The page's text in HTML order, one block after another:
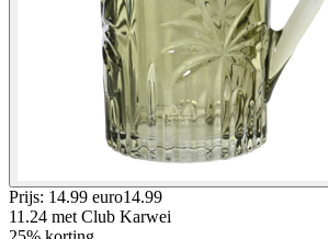
Prijs: 14.99 euro14.99
11.24 met Club Karwei